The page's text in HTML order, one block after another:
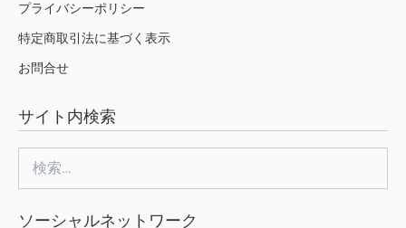
プライバシーポリシー
特定商取引法に基づく表示
お問合せ
サイト内検索
索:
ソーシャルネットワーク